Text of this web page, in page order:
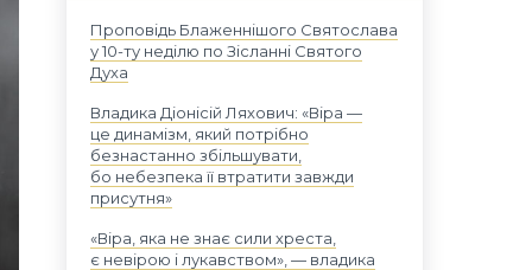
Проповідь Блаженнішого Святослава
у 10-ту неділю по Зісланні Святого
Духа
Владика Діонісій Ляхович: «Віра —
це динамізм, який потрібно
безнастанно збільшувати,
бо небезпека її втратити завжди
присутня»
«Віра, яка не знає сили хреста,
є невірою і лукавством», — владика